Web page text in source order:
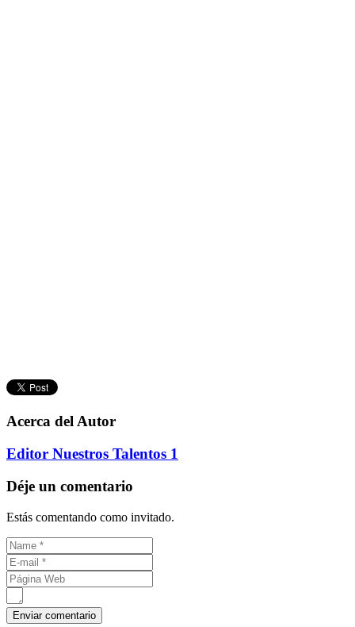
Acerca del Autor
Editor Nuestros Talentos 1
Déje un comentario
Estás comentando como invitado.